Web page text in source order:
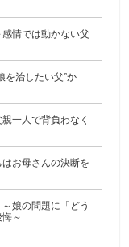
情では動かない父
を治したい父”か
一人で背負わなく
お母さんの決断を
娘の問題に「どう
～